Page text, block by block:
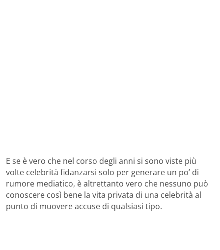
E se è vero che nel corso degli anni si sono viste più
volte celebrità fidanzarsi solo per generare un po’ di
rumore mediatico, è altrettanto vero che nessuno può
conoscere così bene la vita privata di una celebrità al
punto di muovere accuse di qualsiasi tipo.